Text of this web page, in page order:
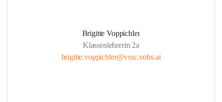
Brigitte Voppichler
Klassenlehrerin 2a
brigitte.voppichler@vssc.vobs.at